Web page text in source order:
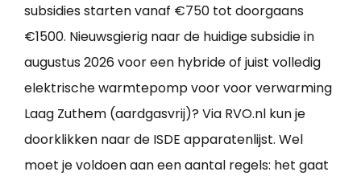
subsidies starten vanaf €750 tot doorgaans
€1500. Nieuwsgierig naar de huidige subsidie in
augustus 2026 voor een hybride of juist volledig
elektrische warmtepomp voor voor verwarming
Laag Zuthem (aardgasvrij)? Via RVO.nl kun je
doorklikken naar de ISDE apparatenlijst. Wel
moet je voldoen aan een aantal regels: het gaat